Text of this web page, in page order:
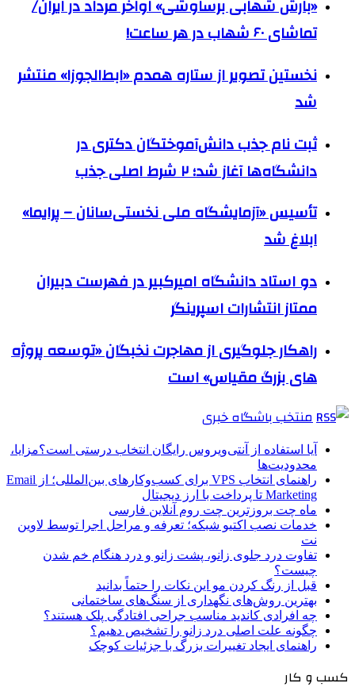
«بارش شهابی برساوشی» اواخر مرداد در ایران/
تماشای ۶۰ شهاب در هر ساعت!
نخستین تصویر از ستاره همدم «ابط‌الجوزا» منتشر
شد
ثبت نام جذب دانش‌آموختگان دکتری در
دانشگاه‌ها آغاز شد؛ ۲ شرط اصلی جذب
تأسیس «آزمایشگاه ملی نخستی‌سانان – پرایما»
ابلاغ شد
دو استاد دانشگاه امیرکبیر در فهرست دبیران
ممتاز انتشارات اسپرینگر
راهکار جلوگیری از مهاجرت نخبگان «توسعه پروژه
های بزرگ مقیاس» است
منتخب باشگاه خبری
آیا استفاده از آنتی‌ویروس رایگان انتخاب درستی است؟مزایا،
محدودیت‌ها
راهنمای انتخاب VPS برای کسب‌وکارهای بین‌المللی؛ از Email
Marketing تا پرداخت با ارز دیجیتال
ماه چت بروزترین چت روم آنلاین فارسی
خدمات نصب اکتیو شبکه؛ تعرفه و مراحل اجرا توسط لاوین
نت
تفاوت درد جلوی زانو، پشت زانو و درد هنگام خم شدن
چیست؟
قبل از رنگ کردن مو این نکات را حتماً بدانید
بهترین روش‌های نگهداری از سنگ‌های ساختمانی
چه افرادی کاندید مناسب جراحی افتادگی پلک هستند؟
چگونه علت اصلی درد زانو را تشخیص دهیم؟
راهنمای ایجاد تغییرات بزرگ با جزئیات کوچک
کسب و کار